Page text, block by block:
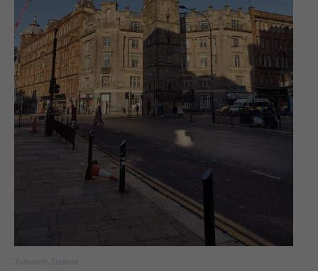
Tolbooth Steeple